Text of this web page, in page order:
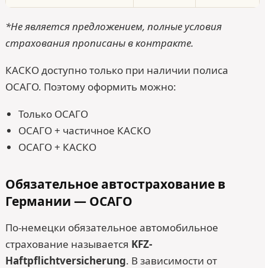
*Не является предложением, полные условия
страхования прописаны в контракте.
КАСКО доступно только при наличии полиса
ОСАГО. Поэтому оформить можно:
Только ОСАГО
ОСАГО + частичное КАСКО
ОСАГО + КАСКО
Обязательное автострахование в
Германии — ОСАГО
По-немецки обязательное автомобильное
страхование называется KFZ-
Haftpflichtversicherung. В зависимости от